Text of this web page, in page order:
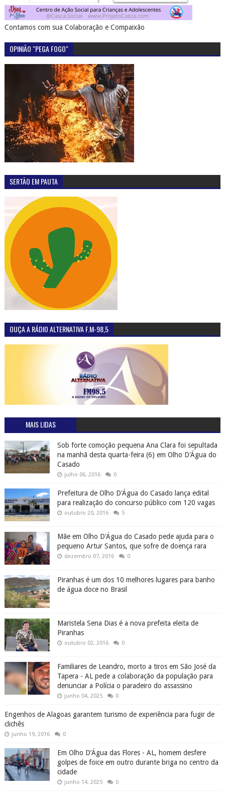
Contamos com sua Colaboração e Compaixão
OPINIÃO "PEGA FOGO"
SERTÃO EM PAUTA
OUÇA A RÁDIO ALTERNATIVA F.M-98,5
MAIS LIDAS
Sob forte comoção pequena Ana Clara foi sepultada
na manhã desta quarta-feira (6) em Olho D'Água do
Casado
julho 06, 2016 0
Prefeitura de Olho D'Água do Casado lança edital
para realização do concurso público com 120 vagas
outubro 20, 2016 5
Mãe em Olho D'Água do Casado pede ajuda para o
pequeno Artur Santos, que sofre de doença rara
dezembro 07, 2016 0
Piranhas é um dos 10 melhores lugares para banho
de água doce no Brasil
Maristela Sena Dias é a nova prefeita eleita de
Piranhas
outubro 02, 2016 0
Familiares de Leandro, morto a tiros em São José da
Tapera - AL pede a colaboração da população para
denunciar a Polícia o paradeiro do assassino
junho 04, 2025 0
Engenhos de Alagoas garantem turismo de experiência para fugir de
clichês
junho 19, 2016 0
Em Olho D’Água das Flores - AL, homem desfere
golpes de foice em outro durante briga no centro da
cidade
junho 14, 2025 0